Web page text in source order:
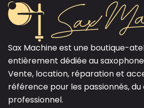
Sax Machine est une boutique-
entièrement dédiée au saxophone
Vente, location, réparation et
référence pour les passionnés,
professionnel.